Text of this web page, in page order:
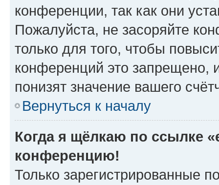
конференции, так как они
Пожалуйста, не засоряйте
только для того, чтобы
конференций это запрещено,
понизят значение вашего
Вернуться к началу
Когда я щёлкаю по ссылке
конференцию!
Только зарегистрированные